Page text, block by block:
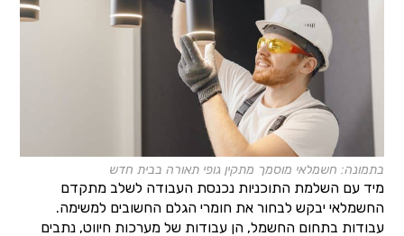
בתמונה: חשמלאי מוסמך מתקין גופי תאורה בבית חדש
מיד עם השלמת התוכניות נכנסת העבודה לשלב מתקדם
החשמלאי יבקש לבחור את חומרי הגלם החשובים למשימה.
עבודות בתחום החשמל, הן עבודות של מערכות חיווט, נתבים